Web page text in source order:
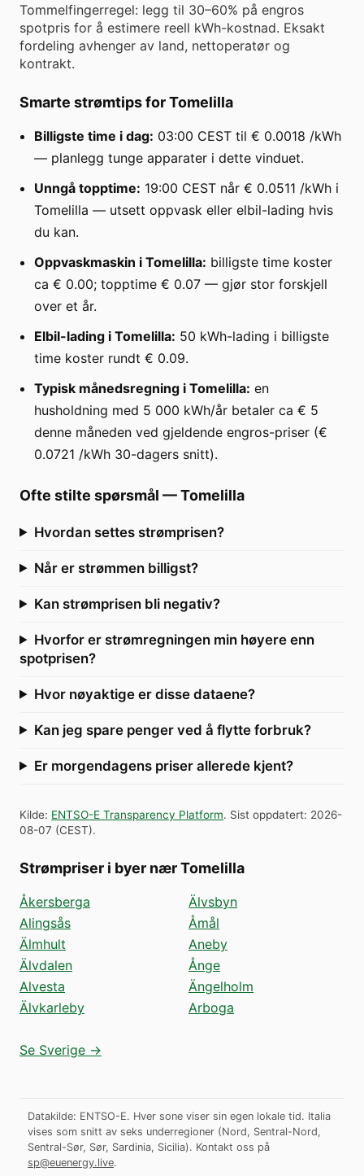
Tommelfingerregel: legg til 30–60% på engros
spotpris for å estimere reell kWh-kostnad. Eksakt
fordeling avhenger av land, nettoperatør og
kontrakt.
Smarte strømtips for Tomelilla
Billigste time i dag: 03:00 CEST til € 0.0018 /kWh
— planlegg tunge apparater i dette vinduet.
Unngå topptime: 19:00 CEST når € 0.0511 /kWh i
Tomelilla — utsett oppvask eller elbil-lading hvis
du kan.
Oppvaskmaskin i Tomelilla: billigste time koster
ca € 0.00; topptime € 0.07 — gjør stor forskjell
over et år.
Elbil-lading i Tomelilla: 50 kWh-lading i billigste
time koster rundt € 0.09.
Typisk månedsregning i Tomelilla: en
husholdning med 5 000 kWh/år betaler ca € 5
denne måneden ved gjeldende engros-priser (€
0.0721 /kWh 30-dagers snitt).
Ofte stilte spørsmål —Tomelilla
Hvordan settes strømprisen?
Når er strømmen billigst?
Kan strømprisen bli negativ?
Hvorfor er strømregningen min høyere enn
spotprisen?
Hvor nøyaktige er disse dataene?
Kan jeg spare penger ved å flytte forbruk?
Er morgendagens priser allerede kjent?
Kilde: ENTSO-E Transparency Platform. Sist oppdatert: 2026-
08-07 (CEST).
Strømpriser i byer nær Tomelilla
Åkersberga
Alingsås
Älmhult
Älvdalen
Alvesta
Älvkarleby
Älvsbyn
Åmål
Aneby
Ånge
Ängelholm
Arboga
Se Sverige →
Datakilde: ENTSO-E. Hver sone viser sin egen lokale tid. Italia
vises som snitt av seks underregioner (Nord, Sentral-Nord,
Sentral-Sør, Sør, Sardinia, Sicilia). Kontakt oss på
sp@euenergy.live.